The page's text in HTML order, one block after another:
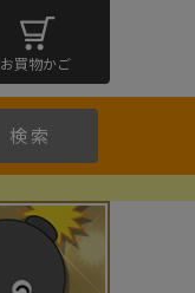
お買物かご
検索